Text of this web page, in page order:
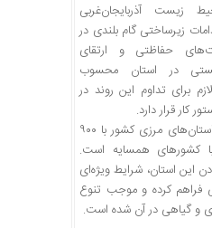
زیست آذربایجان‌غربی
زیرساختی گام بلندی در
حفاظتی و ارتقای
در استان محسوب
برای تداوم این روند در
کار قرار دارد.
آذربایجان‌غربی یکی از استان‌های مرزی کشور با ۹۰۰
کشورهای همسایه است.
این استان، شرایط ویژه‌ای
فراهم کرده و موجب تنوع
و گیاهی در آن شده است.